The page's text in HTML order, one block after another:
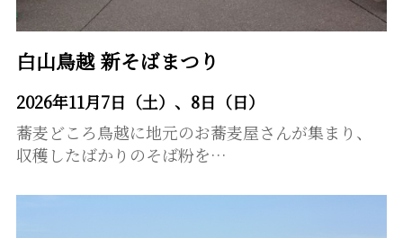
白山鳥越 新そばまつり
2026年11月7日（土）、8日（日）
蕎麦どころ鳥越に地元のお蕎麦屋さんが集まり、
収穫したばかりのそば粉を…